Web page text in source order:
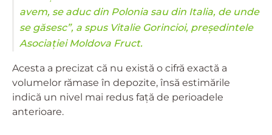
avem, se aduc din Polonia sau din Italia, de unde
se găsesc”, a spus Vitalie Gorincioi, președintele
Asociației Moldova Fruct.
Acesta a precizat că nu există o cifră exactă a
volumelor rămase în depozite, însă estimările
indică un nivel mai redus față de perioadele
anterioare.